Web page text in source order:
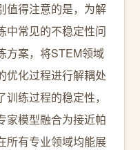
值得注意的是，为解
中常见的不稳定性问
方案，将STEM领域
优化过程进行解耦处
练过程的稳定性，
家模型融合为接近帕
所有专业领域均能展